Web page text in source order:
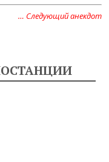
… Следующий анекдот